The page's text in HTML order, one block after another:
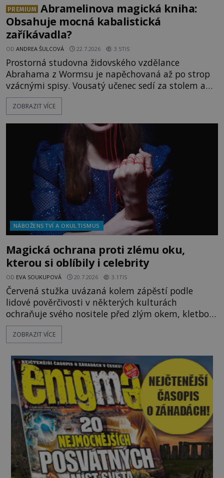
PREMIUM
Abramelinova magická kniha:
Obsahuje mocná kabalistická
zaříkávadla?
OD ANDREA ŠULCOVÁ 22.7.2026 3.5TIS
Prostorná studovna židovského vzdělance
Abrahama z Wormsu je napěchovaná až po strop
vzácnými spisy. Vousatý učenec sedí za stolem a
před sebou má rozložený jeden z nejzáhadnějších
magických textů. Jde o Abramelinův grimoár, který
kouzla, jak si někteří myslí, nebo jde o pouhou
pověru? Už šest měsíců pobývá
ZOBRAZIT VÍCE
NÁBOŽENSTVÍ A OKULTISMUS
Magická ochrana proti zlému oku,
kterou si oblíbily i celebrity
OD EVA SOUKUPOVÁ 20.7.2026 3.1TIS
Červená stužka uvázaná kolem zápěstí podle
lidové pověrčivosti v některých kulturách
ochraňuje svého nositele před zlým okem, kletbou,
která může přivodit neštěstí či nemoc. S tímto
nenápadným symbolem magické ochrany lze
nebo Leonarda DiCapria. Na Blízkém východě a v
židovských komunitách po celém světě, je
ZOBRAZIT VÍCE